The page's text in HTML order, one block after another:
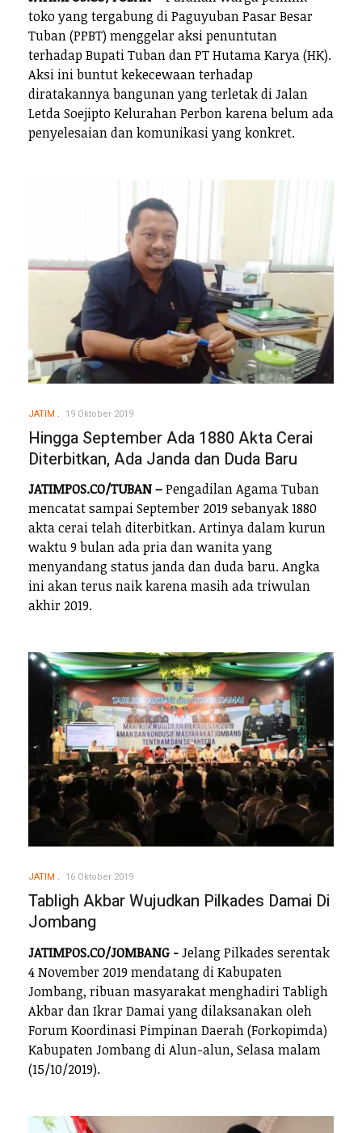
toko yang tergabung di Paguyuban Pasar Besar
Tuban (PPBT) menggelar aksi penuntutan
terhadap Bupati Tuban dan PT Hutama Karya (HK).
Aksi ini buntut kekecewaan terhadap
diratakannya bangunan yang terletak di Jalan
Letda Soejipto Kelurahan Perbon karena belum ada
penyelesaian dan komunikasi yang konkret.
JATIM 19 Oktober 2019
Hingga September Ada 1880 Akta Cerai
Diterbitkan, Ada Janda dan Duda Baru
JATIMPOS.CO/TUBAN –Pengadilan Agama Tuban
mencatat sampai September 2019 sebanyak 1880
akta cerai telah diterbitkan. Artinya dalam kurun
waktu 9 bulan ada pria dan wanita yang
menyandang status janda dan duda baru. Angka
ini akan terus naik karena masih ada triwulan
akhir 2019.
JATIM 16 Oktober 2019
Tabligh Akbar Wujudkan Pilkades Damai Di
Jombang
JATIMPOS.CO/JOMBANG -Jelang Pilkades serentak
4 November 2019 mendatang di Kabupaten
Jombang, ribuan masyarakat menghadiri Tabligh
Akbar dan Ikrar Damai yang dilaksanakan oleh
Forum Koordinasi Pimpinan Daerah (Forkopimda)
Kabupaten Jombang di Alun-alun, Selasa malam
(15/10/2019).